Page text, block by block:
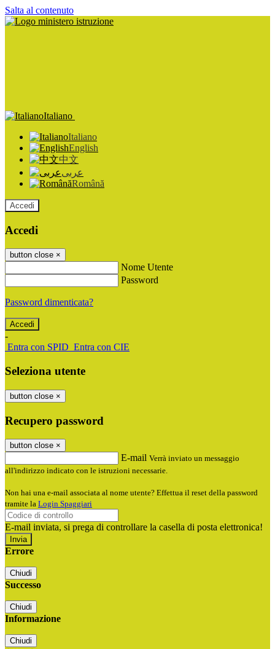
Salta al contenuto
Italiano
Italiano
English
中文
عربى
Română
Accedi
Accedi
button close ×
Nome Utente
Password
Password dimenticata?
-
Entra con SPID Entra con CIE
Seleziona utente
button close ×
Recupero password
button close ×
E-mail Verrà inviato un messaggio
all'indirizzo indicato con le istruzioni necessarie.
Non hai una e-mail associata al nome utente? Effettua il reset della password
tramite la Login Spaggiari
E-mail inviata, si prega di controllare la casella di posta elettronica!
Errore
Chiudi
Successo
Chiudi
Informazione
Chiudi